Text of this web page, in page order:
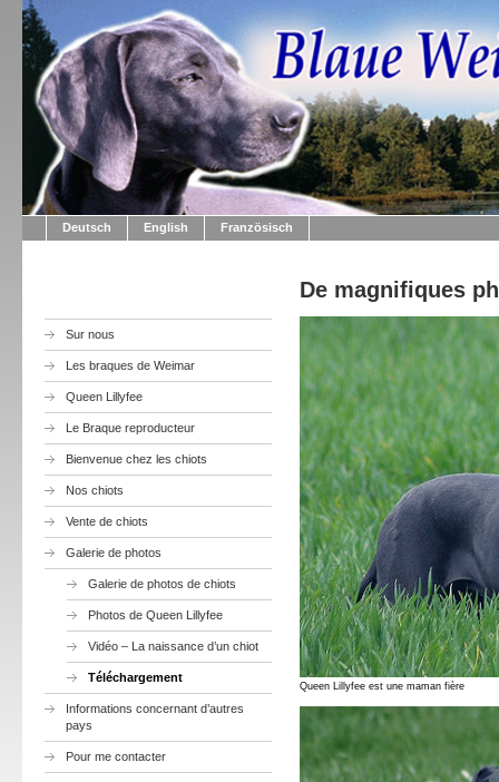
Deutsch English Französisch
Sur nous
Les braques de Weimar
Queen Lillyfee
Le Braque reproducteur
Bienvenue chez les chiots
Nos chiots
Vente de chiots
Galerie de photos
Galerie de photos de chiots
Photos de Queen Lillyfee
Vidéo – La naissance d’un chiot
Téléchargement
Informations concernant d’autres
pays
Pour me contacter
De magnifiques
Queen Lillyfee est une maman fière